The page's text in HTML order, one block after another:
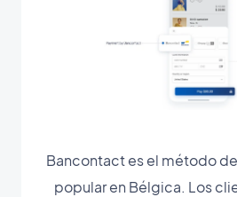
Bancontact es el método
popular en Bélgica. Los